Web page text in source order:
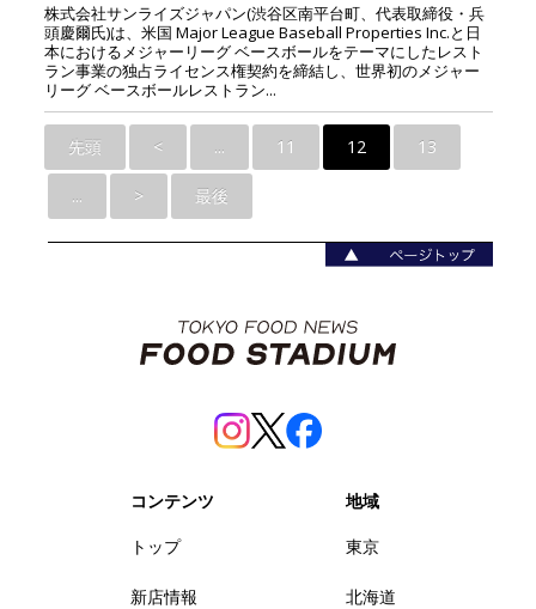
株式会社サンライズジャパン(渋谷区南平台町、代表取締役・兵
頭慶爾氏)は、米国 Major League Baseball Properties Inc.と日
本におけるメジャーリーグ ベースボールをテーマにしたレスト
ラン事業の独占ライセンス権契約を締結し、世界初のメジャー
リーグ ベースボールレストラン...
先頭 < ... 11 12 13
... > 最後
コンテンツ
トップ
新店情報
地域
東京
北海道